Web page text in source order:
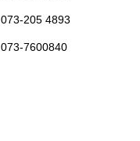
073-205 4893
073-7600840